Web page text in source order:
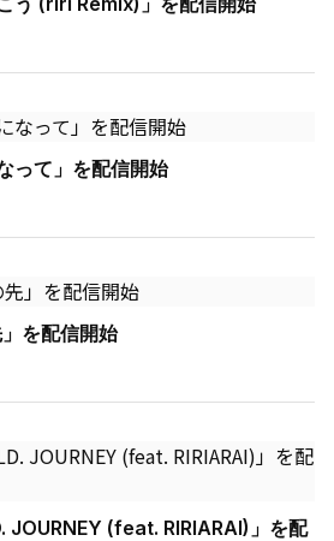
って」を配信開始
を配信開始
JOURNEY (feat. RIRIARAI)」を配